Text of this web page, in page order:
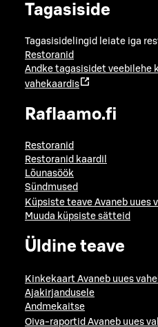
Tagasiside
Tagasisidelingid leiate iga
Restoranid
Andke tagasisidet veebilehe
vahekaardis
Raflaamo.fi
Restoranid
Restoranid kaardil
Lõunasöök
Sündmused
Küpsiste teave Avaneb uues
Muuda küpsiste sätteid
Üldine teave
Kinkekaart Avaneb uues
Ajakirjandusele
Andmekaitse
Oiva-raportid Avaneb uues